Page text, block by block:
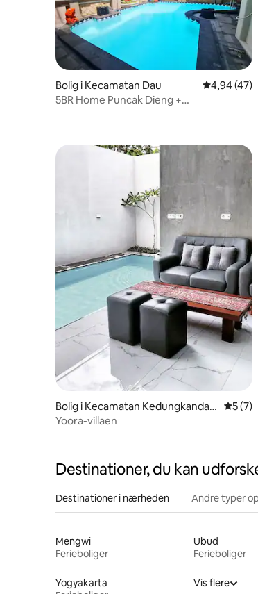
Bolig i Kecamatan Dau 4,94 ud af
4,94 (47)
5BR Home Puncak Dieng +
Bolig i Kecamatan Kedungkandan
g
5 ud
5 (7)
Yoora-villaen
Destinationer, du kan
Destinationer i nærheden Andre typer
Mengwi
Ferieboliger
Ubud
Ferieboliger
Yogyakarta
Vis flere